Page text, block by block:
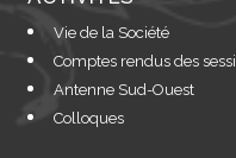
Vie de la Société
Comptes rendus des
Antenne Sud-Ouest
Colloques